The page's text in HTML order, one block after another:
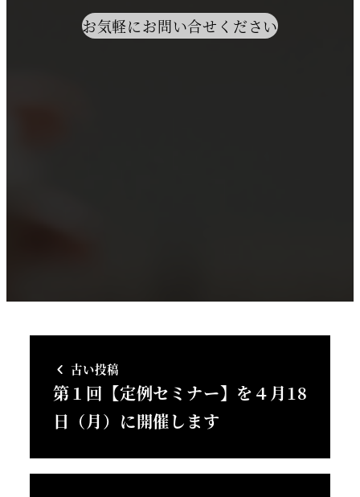
お気軽にお問い合せください
古い投稿
第１回【定例セミナー】を４月18
日（月）に開催します